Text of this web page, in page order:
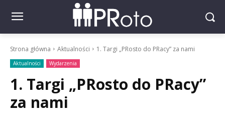
Strona główna Aktualności 1. Targi „PRosto do PRacy” za nami
Aktualności Wydarzenia
1. Targi „PRosto do PRacy”
za nami